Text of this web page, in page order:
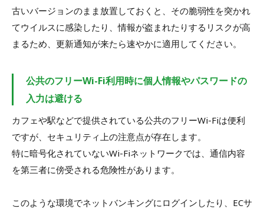
古いバージョンのまま放置しておくと、その脆弱性を突かれ
てウイルスに感染したり、情報が盗まれたりするリスクが高
まるため、更新通知が来たら速やかに適用してください。
公共のフリーWi-Fi利用時に個人情報やパスワードの
入力は避ける
カフェや駅などで提供されている公共のフリーWi-Fiは便利
ですが、セキュリティ上の注意点が存在します。
特に暗号化されていないWi-Fiネットワークでは、通信内容
を第三者に傍受される危険性があります。
このような環境でネットバンキングにログインしたり、ECサ